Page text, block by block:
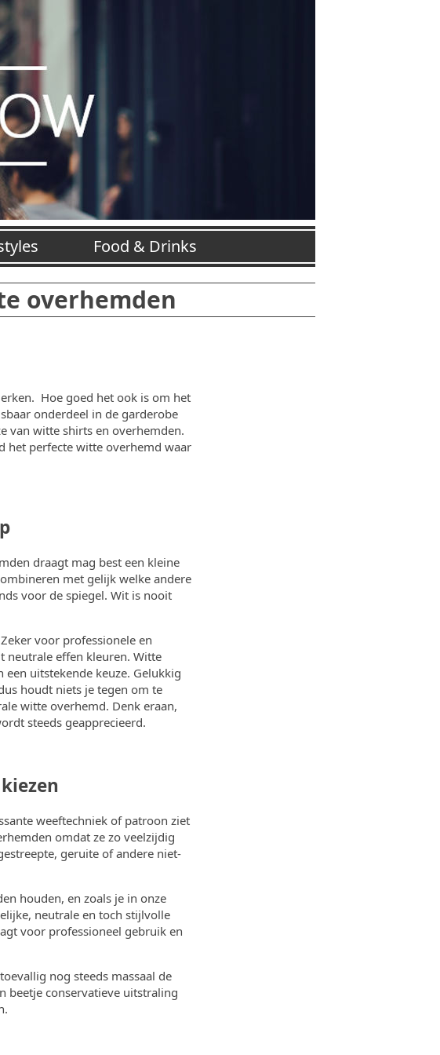
Food & Drinks
overhemden
Hoe goed het ook is om het
onderdeel in de garderobe
van witte shirts en overhemden.
het perfecte witte overhemd waar
draagt mag best een kleine
met gelijk welke andere
voor de spiegel. Wit is nooit
voor professionele en
neutrale effen kleuren. Witte
uitstekende keuze. Gelukkig
houdt niets je tegen om te
witte overhemd. Denk eraan,
steeds geapprecieerd.
weeftechniek of patroon ziet
omdat ze zo veelzijdig
geruite of andere niet-
houden, en zoals je in onze
neutrale en toch stijlvolle
voor professioneel gebruik en
nog steeds massaal de
beetje conservatieve uitstraling